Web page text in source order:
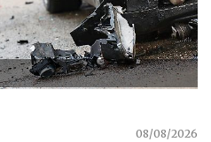
08/08/2026